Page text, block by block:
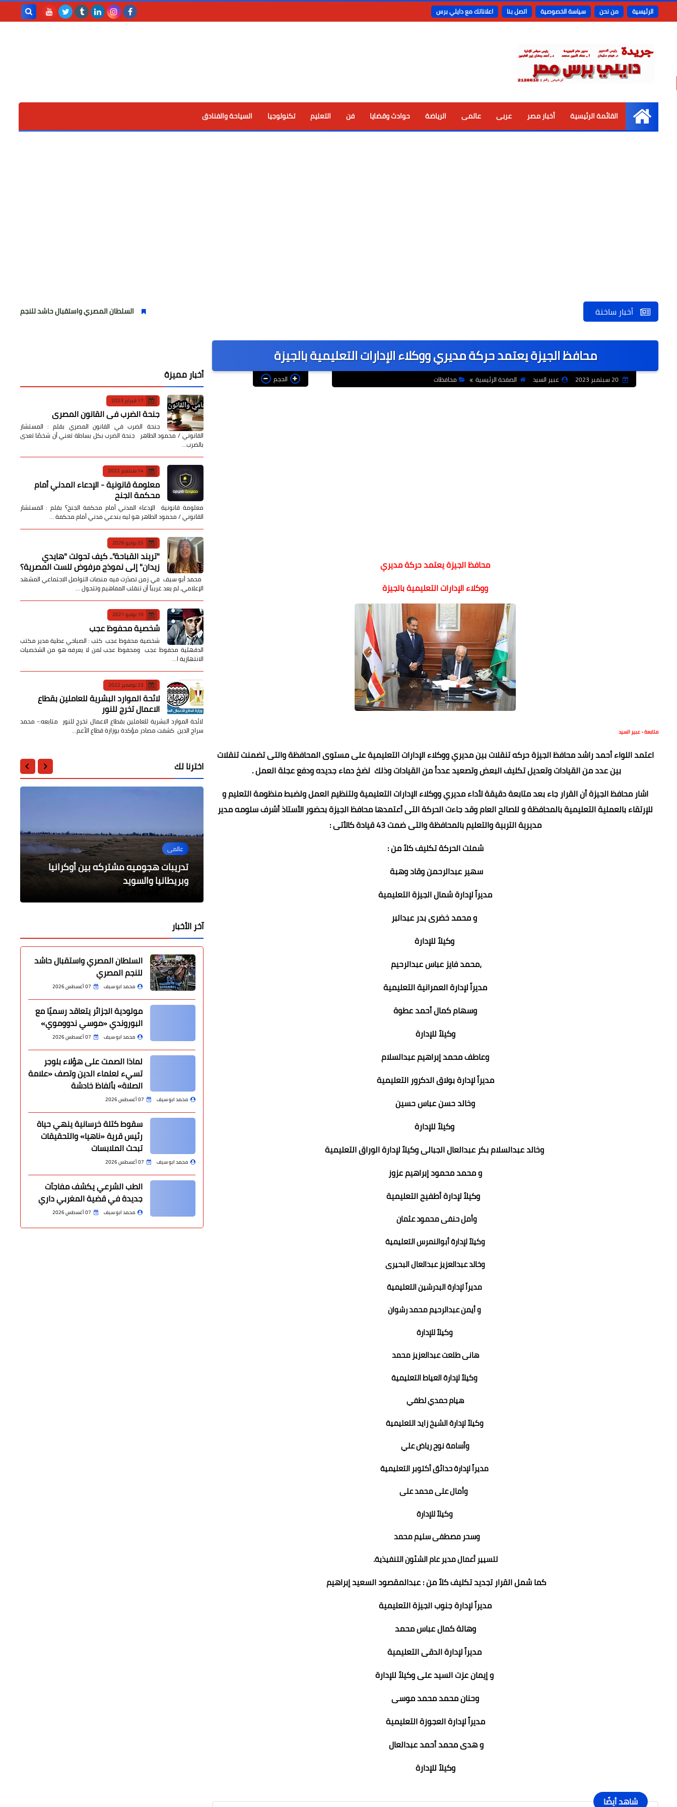
الرئيسية من نحن سياسة الخصوصية اتصل بنا اعلاناتك مع دايلي برس
الرئيسية
القائمة الرئيسية أخبار مصر عربى عالمى الرياضة حوادث وقضايا فن التعليم تكنولوجيا السياحة والفنادق
أخبار ساخنة السلطان المصري واستقبال حاشد للنجم المصري
محافظ الجيزة يعتمد حركة مديري ووكلاء الإدارات التعليمية بالجيزة
20 سبتمبر 2023 عبير السيد الصفحة الرئيسية محافظات الحجم
محافظ الجيزة يعتمد حركة مديري
ووكلاء الإدارات التعليمية بالجيزة
متابعة - عبير السيد
اعتمد اللواء أحمد راشد محافظ الجيزة حركه تنقلات بين مديري ووكلاء الإدارات التعليمية على مستوى المحافظة والتى تضمنت تنقلات
بين عدد من القيادات وتعديل تكليف البعض وتصعيد عدداُ من القيادات وذلك لضخ دماء جديده ودفع عجلة العمل .
اشار محافظ الجيزة أن القرار جاء بعد متابعة دقيقة لأداء مديري ووكلاء الإدارات التعليمية ولتنظيم العمل ولضبط منظومة التعليم و
للإرتقاء بالعملية التعليمية بالمحافظة و للصالح العام وقد جاءت الحركة التى أعتمدها محافظ الجيزة بحضور الأستاذ أشرف سلومه مدير
مديرية التربية والتعليم بالمحافظة والتى ضمت 43 قيادة كالأتى :
شملت الحركة تكليف كلاً من :
سهير عبدالرحمن وقاد وهبة
مديراً لإدارة شمال الجيزة التعليمية
و محمد خضرى بدر عبدالبر
وكيلاً للإدارة
،محمد فايز عباس عبدالرحيم
مديراً لإدارة العمرانية التعليمية
وسهام كمال أحمد عطوة
وكيلاً للإدارة
وعاطف محمد إبراهيم عبدالسلام
مديراً لإدارة بولاق الدكرور التعليمية
وخالد حسن عباس حسين
وكيلاً للإدارة
وخالد عبدالسلام بكر عبدالعال الجبالى وكيلاً لإدارة الوراق التعليمية
و محمد محمود إبراهيم عزوز
وكيلاً لإدارة أطفيح التعليمية
وأمل حنفى محمود عثمان
وكيلاً لإدارة أبوالنمرس التعليمية
وخالد عبدالعزيز عبدالعال البحيرى
مديراً لإدارة البدرشين التعليمية
و أيمن عبدالرحيم محمد رشوان
وكيلاً للإدارة
هانى طلعت عبدالعزيز محمد
وكيلاً لإدارة العياط التعليمية
هيام حمدي لطفي
وكيلاً لإدارة الشيخ زايد التعليمية
وأسامة نوح رياض علي
مديراً لإدارة حدائق أكتوبر التعليمية
وأمال على محمد على
وكيلاً للإدارة
وسحر مصطفى سليم محمد
لتسيير أعمال مدير عام الشئون التنفيذية.
كما شمل القرار تجديد تكليف كلاً من : عبدالمقصود السعيد إبراهيم
مديراً لإدارة جنوب الجيزة التعليمية
وهالة كمال عباس محمد
مديراً لإدارة الدقى التعليمية
و إيمان عزت السيد على وكيلاً للإدارة
وحنان محمد محمد موسى
مديراً لإدارة العجوزة التعليمية
و هدى محمد أحمد عبدالعال
وكيلاً للإدارة
شاهد أيضًا
أخبار مميزة
17 فبراير 2023
جنحة الضرب في القانون المصري
جنحة الضرب في القانون المصري بقلم : المستشار
القانوني / محمود الطاهر جنحة الضرب بكل بساطة تعني أن شخصًا تعدى
بالضرب…
14 سبتمبر 2022
معلومة قانونية - الإدعاء المدني أمام
محكمة الجنح
معلومة قانونية الإدعاء المدني أمام محكمة الجنح؟ بقلم : المستشار
القانوني / محمود الطاهر هو ليه بندعي مدني أمام محكمة …
25 يوليو 2026
​"تريند القباحة".. كيف تحولت "هايدي
زيدان" إلى نموذج مرفوض للست المصرية؟
​ محمد أبو سيف ​في زمن تصدّرت فيه منصات التواصل الاجتماعي المشهد
الإعلامي، لم يعد غريباً أن تنقلب المفاهيم وتتحول …
10 يونيو 2021
شخصية محفوظ عجب
شخصية محفوظ عجب كتب : الصباحي عطية مدير مكتب
الدقهلية محفوظ عجب ومحفوظ عجب لمن لا يعرفه هو من الشخصيات
الانتهازية ا…
23 نوفمبر 2022
لائحة الموارد البشرية للعاملين بقطاع
الاعمال تخرج للنور
لائحة الموارد البشرية للعاملين بقطاع الاعمال تخرج للنور متابعه:- محمد
سراج الدين كشفت مصادر مؤكدة بوزارة قطاع الأعم…
اخترنا لك
30 سبتمبر 2021
عالمى
تدريبات هجوميه مشتركه بين أوكرانيا
وبريطانيا والسويد
30 سبتمبر 2021
محافظات
حملات مكثفة لإزالة التعديات على أراضي
الدولة بالدقهلية
30 سبتمبر 2021
حوادث وقضايا
حصري : دايلى برس مصر فيديو حريق
هائل بزرايب البرجيل بمحافظة الجيزة
30 سبتمبر 2021
محافظات
أهالى قرية طبنوها مركز نبروة يثتغثون
بمبادرة حياة كريمة
30 سبتمبر 2021
عالمى
السعودية تسمح للمعتمرين لفئة عمرية
جديدة بزيارة بيت الله
آخر الأخبار
السلطان المصري واستقبال حاشد
للنجم المصري
محمد ابو سيف 07 أغسطس 2026
مولودية الجزائر يتعاقد رسميًا مع
البوروندي «موسي ندووموي»
محمد ابو سيف 07 أغسطس 2026
لماذا الصمت على هؤلاء بلوجر
تسيء لعلماء الدين وتصف «علامة
الصلاة» بألفاظ خادشة
محمد ابو سيف 07 أغسطس 2026
سقوط كتلة خرسانية ينهي حياة
رئيس قرية «ناهيا» والتحقيقات
تبحث الملابسات
محمد ابو سيف 07 أغسطس 2026
الطب الشرعي يكشف مفاجآت
جديدة في قضية المغربي داري
محمد ابو سيف 07 أغسطس 2026